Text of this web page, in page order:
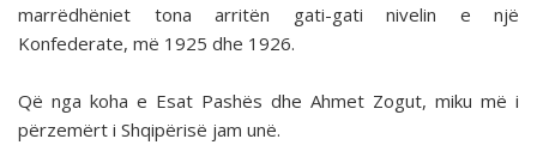
marrëdhëniet tona arritën gati-gati nivelin e një
Konfederate, më 1925 dhe 1926.
Që nga koha e Esat Pashës dhe Ahmet Zogut, miku më i
përzemërt i Shqipërisë jam unë.